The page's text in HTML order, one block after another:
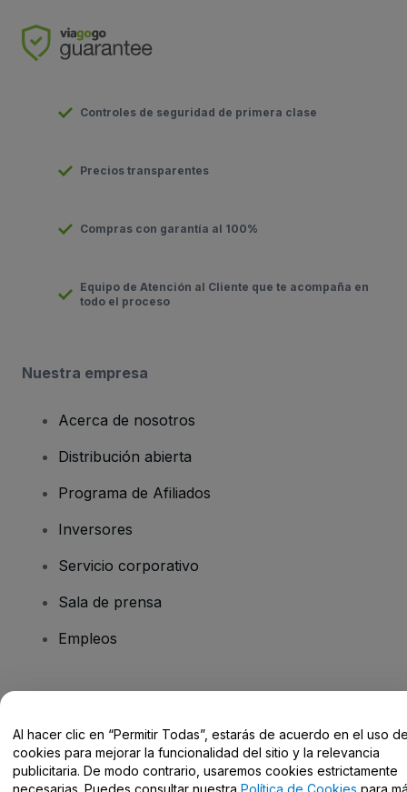
Controles de seguridad de primera clase
Precios transparentes
Compras con garantía al 100%
Equipo de Atención al Cliente que te acompaña en
todo el proceso
Nuestra empresa
Acerca de nosotros
Distribución abierta
Programa de Afiliados
Inversores
Servicio corporativo
Sala de prensa
Empleos
Centro de Ayuda / Contacto
Al hacer clic en “Permitir Todas”, estarás de acuerdo en el uso
cookies para mejorar la funcionalidad del sitio y la relevancia
publicitaria. De modo contrario, usaremos cookies estrictamente
necesarias. Puedes consultar nuestra Política de Cookies para